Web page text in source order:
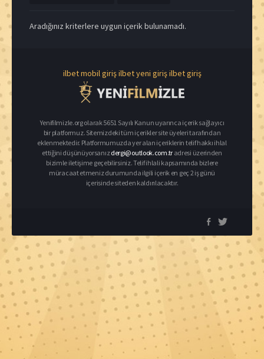
Aradığınız kriterlere uygun içerik bulunamadı.
ilbet mobil girişilbet yeni girişilbet giriş
Yenifilmizle.org olarak 5651 Sayılı Kanun uyarınca içerik sağlayıcı
bir platformuz. Sitemizdeki tüm içerikler site üyeleri tarafından
eklenmektedir. Platformumuzda yer alan içeriklerin telif hakkı ihlal
ettiğini düşünüyorsanızdergi@outlook.com.tr adresi üzerinden
bizimle iletişime geçebilirsiniz. Telif ihlali kapsamında bizlere
müracaat etmeniz durumunda ilgili içerik en geç 2 iş günü
içerisinde siteden kaldırılacaktır.